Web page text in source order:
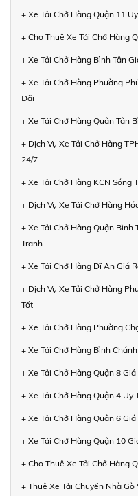
+ Xe Tải Chở Hàng Quận 11
+ Cho Thuê Xe Tải Chở Hàng
+ Xe Tải Chở Hàng Bình Tân
+ Xe Tải Chở Hàng Phường
Đãi
+ Xe Tải Chở Hàng Quận Tân
+ Dịch Vụ Xe Tải Chở Hàng
24/7
+ Xe Tải Chở Hàng KCN Sóng
+ Dịch Vụ Xe Tải Chở Hàng
+ Xe Tải Chở Hàng Quận Bình
Tranh
+ Xe Tải Chở Hàng Dĩ An Giá
+ Dịch Vụ Xe Tải Chở Hàng
Tốt
+ Xe Tải Chở Hàng Phường
+ Xe Tải Chở Hàng Bình
+ Xe Tải Chở Hàng Quận 8
+ Xe Tải Chở Hàng Quận 4 Uy
+ Xe Tải Chở Hàng Quận 6
+ Xe Tải Chở Hàng Quận 10
+ Cho Thuê Xe Tải Chở Hàng
+ Thuê Xe Tải Chuyển Nhà